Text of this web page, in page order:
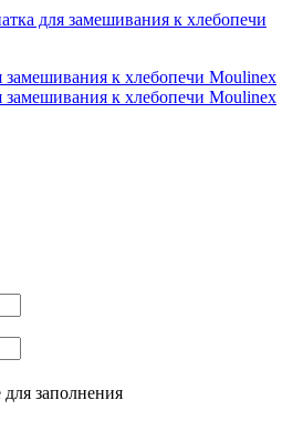
замешивания к хлебопечи Moulinex
замешивания к хлебопечи Moulinex
заполнения